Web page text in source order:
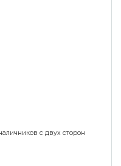
с двух сторон